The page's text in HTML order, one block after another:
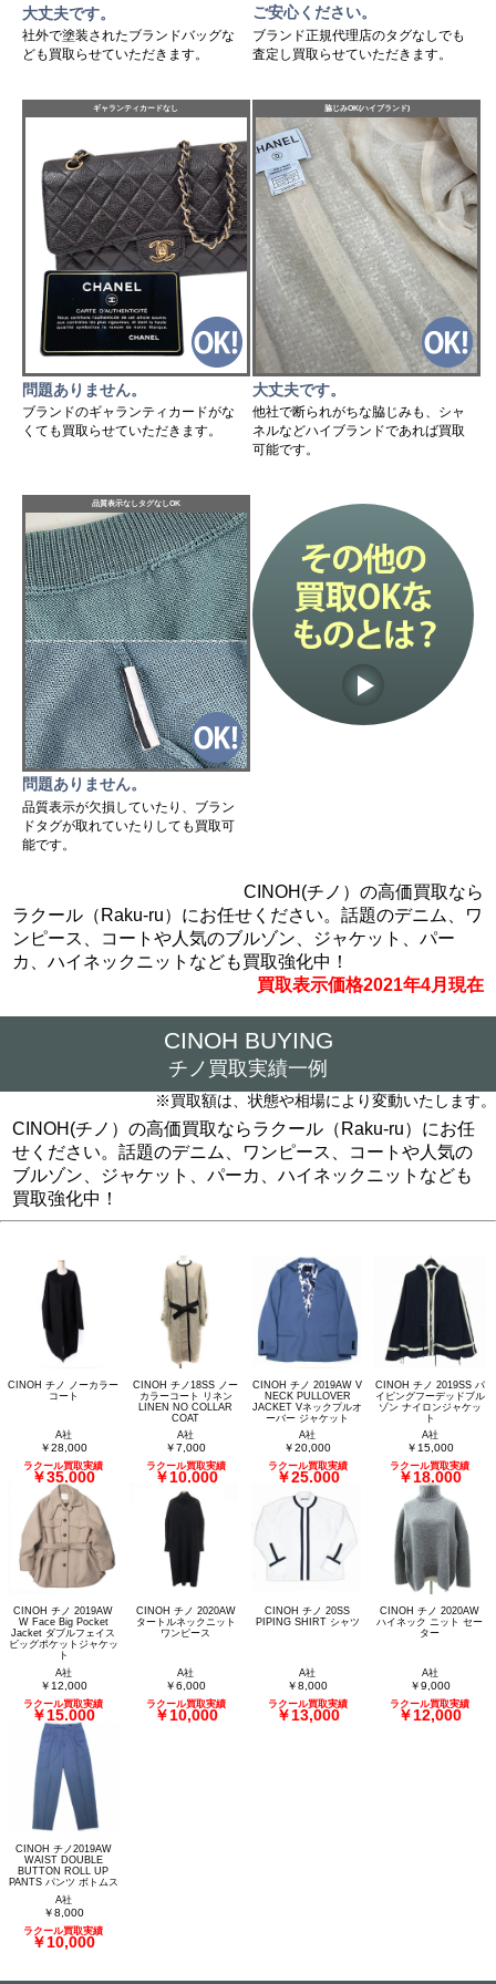
大丈夫です。
社外で塗装されたブランドバッグな
ども買取らせていただきます。
ご安心ください。
ブランド正規代理店のタグなしでも
査定し買取らせていただきます。
ギャランティカードなし
問題ありません。
ブランドのギャランティカードがな
くても買取らせていただきます。
脇じみOK(ハイブランド)
大丈夫です。
他社で断られがちな脇じみも、シャ
ネルなどハイブランドであれば買取
可能です。
品質表示なしタグなしOK
問題ありません。
品質表示が欠損していたり、ブラン
ドタグが取れていたりしても買取可
能です。
CINOH(チノ）の高価買取なら
ラクール（Raku-ru）にお任せください。話題のデニム、ワ
ンピース、コートや人気のブルゾン、ジャケット、パー
カ、ハイネックニットなども買取強化中！
買取表示価格2021年4月現在
CINOH BUYING
チノ買取実績一例
※買取額は、状態や相場により変動いたします。
CINOH(チノ）の高価買取ならラクール（Raku-ru）にお任
せください。話題のデニム、ワンピース、コートや人気の
ブルゾン、ジャケット、パーカ、ハイネックニットなども
買取強化中！
CINOH チノ ノーカラー
コート
A社
￥28,000
ラクール買取実績
￥35,000
CINOH チノ18SS ノー
カラーコート リネン
LINEN NO COLLAR
COAT
A社
￥7,000
ラクール買取実績
￥10,000
CINOH チノ 2019AW V
NECK PULLOVER
JACKET Vネックプルオ
ーバー ジャケット
A社
￥20,000
ラクール買取実績
￥25,000
CINOH チノ 2019SS パ
イピングフーデッドブル
ゾン ナイロンジャケッ
ト
A社
￥15,000
ラクール買取実績
￥18,000
CINOH チノ 2019AW
W Face Big Pocket
Jacket ダブルフェイス
ビッグポケットジャケッ
ト
A社
￥12,000
ラクール買取実績
￥15,000
CINOH チノ 2020AW
タートルネックニット
ワンピース
A社
￥6,000
ラクール買取実績
￥10,000
CINOH チノ 20SS
PIPING SHIRT シャツ
A社
￥8,000
ラクール買取実績
￥13,000
CINOH チノ 2020AW
ハイネック ニット セー
ター
A社
￥9,000
ラクール買取実績
￥12,000
CINOH チノ2019AW
WAIST DOUBLE
BUTTON ROLL UP
PANTS パンツ ボトムス
A社
￥8,000
ラクール買取実績
￥10,000